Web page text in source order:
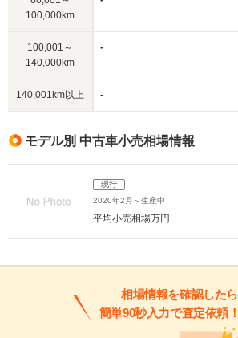
100,000km
100,001～
140,000km
-
140,001km以上 -
モデル別 中古車小売相場情報
現行
2020年2月～生産中
平均小売相場万円
相場情報を確認したら
簡単90秒入力で査定依頼！